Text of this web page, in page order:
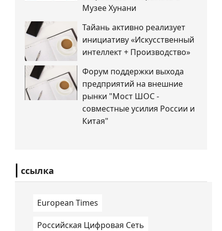
Музее Хунани
Тайань активно реализует
инициативу «Искусственный
интеллект + Производство»
Форум поддержки выхода
предприятий на внешние
рынки "Мост ШОС -
совместные усилия России и
Китая"
ссылка
European Times
Российская Цифровая Сеть